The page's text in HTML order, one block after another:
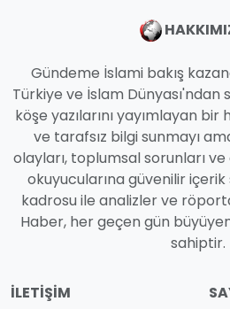
Gündeme İslami bakış
Türkiye ve İslam
köşe yazılarını yayımlayan
ve tarafsız bilgi sunmayı
olayları, toplumsal sorunları
okuyucularına güvenilir
kadrosu ile analizler ve
Haber, her geçen gün
sahiptir.
İLETIŞIM